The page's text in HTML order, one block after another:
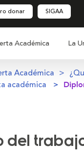
donar SIGAA
Académica La
Académica
académica
del